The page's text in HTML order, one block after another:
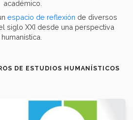
académico.
espacio de reflexión de diversos
siglo XXI desde una perspectiva
humanística.
DE ESTUDIOS HUMANÍSTICOS